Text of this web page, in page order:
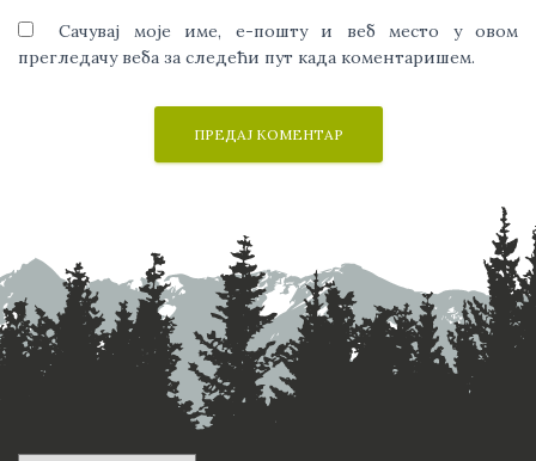
Сачувај моје име, е-пошту и веб место у овом
прегледачу веба за следећи пут када коментаришем.